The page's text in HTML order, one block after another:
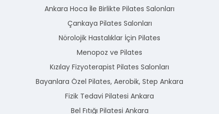
Ankara Hoca İle Birlikte Pilates Salonları
Çankaya Pilates Salonları
Nörolojik Hastalıklar İçin Pilates
Menopoz ve Pilates
Kızılay Fizyoterapist Pilates Salonları
Bayanlara Özel Pilates, Aerobik, Step Ankara
Fizik Tedavi Pilatesi Ankara
Bel Fıtığı Pilatesi Ankara